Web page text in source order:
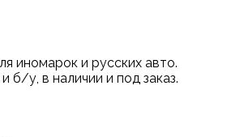
иномарок и русских авто.
б/у, в наличии и под заказ.